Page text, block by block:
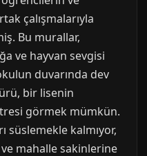
çalışmalarıyla
Bu murallar,
ve hayvan sevgisi
duvarında dev
bir lisenin
görmek mümkün.
süslemekle kalmıyor,
mahalle sakinlerine